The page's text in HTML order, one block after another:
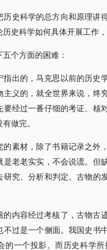
历史科学的总方向和原理讲
史科学如何具体开展工作
个方面的困难：
指出的，马克思以前的历史
主义的，就全世界来说，终
要经过一番仔细的考证、核
做完。
的素材，除了书籍记录之外
是老老实实，不会说谎。但
研究、分析和判定。古物的
的内容经过考核了，古物古
不过是一个侧面。我国史书
的一个投影。而历史科学